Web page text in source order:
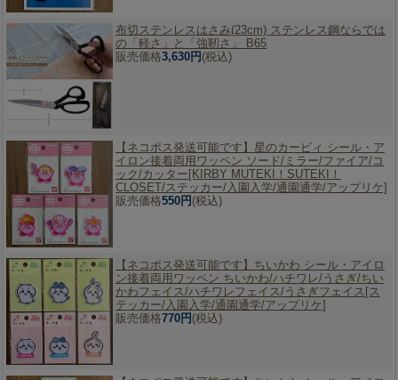
布切ステンレスはさみ(23cm) ステンレス鋼ならでは
の「軽さ」と「強靭さ」 B65
販売価格3,630円 (税込)
【ネコポス発送可能です】 星のカービィ シール・ア
イロン接着両用ワッペン ソード/ミラー/ファイア/コ
ック/カッター[KIRBY MUTEKI！SUTEKI！
CLOSET/ステッカー/入園入学/通園通学/アップリケ]
販売価格550円 (税込)
【ネコポス発送可能です】 ちいかわ シール・アイロ
ン接着両用ワッペン ちいかわ/ハチワレ/うさぎ/ちい
かわフェイス/ハチワレフェイス/うさぎフェイス[ス
テッカー/入園入学/通園通学/アップリケ]
販売価格770円 (税込)